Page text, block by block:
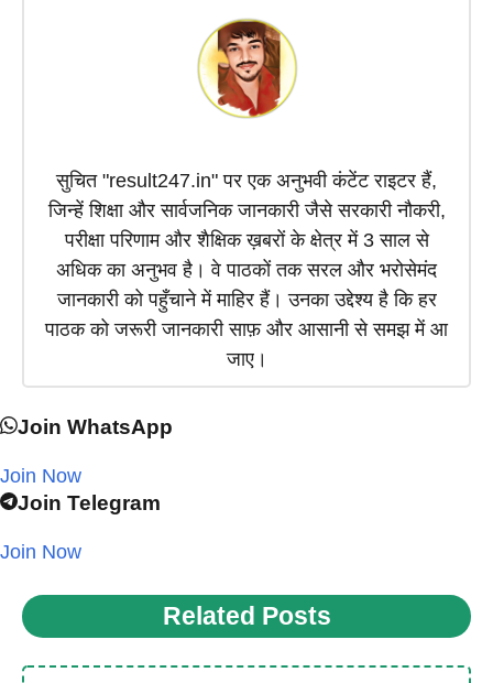
सुचित "result247.in" पर एक अनुभवी कंटेंट राइटर हैं,
जिन्हें शिक्षा और सार्वजनिक जानकारी जैसे सरकारी नौकरी,
परीक्षा परिणाम और शैक्षिक ख़बरों के क्षेत्र में 3 साल से
अधिक का अनुभव है। वे पाठकों तक सरल और भरोसेमंद
जानकारी को पहुँचाने में माहिर हैं। उनका उद्देश्य है कि हर
पाठक को जरूरी जानकारी साफ़ और आसानी से समझ में आ
जाए।
Join WhatsApp
Join Now
Join Telegram
Join Now
Related Posts